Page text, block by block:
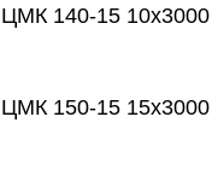
ЦМК 140-15 10х3000
ЦМК 150-15 15х3000